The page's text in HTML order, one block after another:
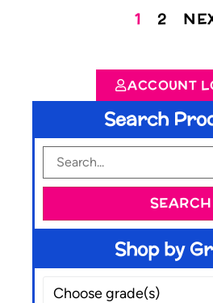
1 2
ACCOUNT
Search
SEARCH
Shop by
Choose grade(s)